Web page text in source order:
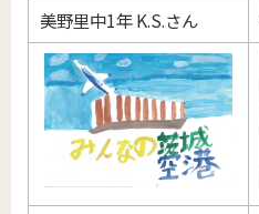
美野里中1年 K.S.さん